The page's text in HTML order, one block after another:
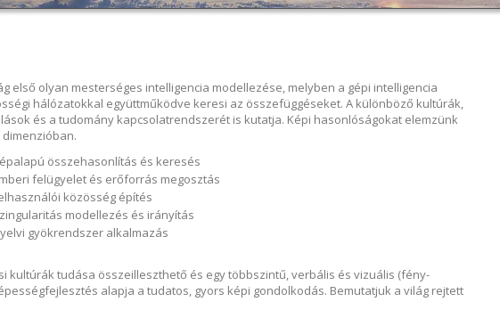
első olyan mesterséges intelligencia modellezése, melyben a gépi intelligencia
hálózatokkal együttműködve keresi az összefüggéseket. A különböző kultúrák,
és a tudomány kapcsolatrendszerét is kutatja. Képi hasonlóságokat elemzünk
összehasonlítás és keresés
felügyelet és erőforrás megosztás
közösség építés
modellezés és irányítás
gyökrendszer alkalmazás
kultúrák tudása összeilleszthető és egy többszintű, verbális és vizuális (fény-
alapja a tudatos, gyors képi gondolkodás. Bemutatjuk a világ rejtett